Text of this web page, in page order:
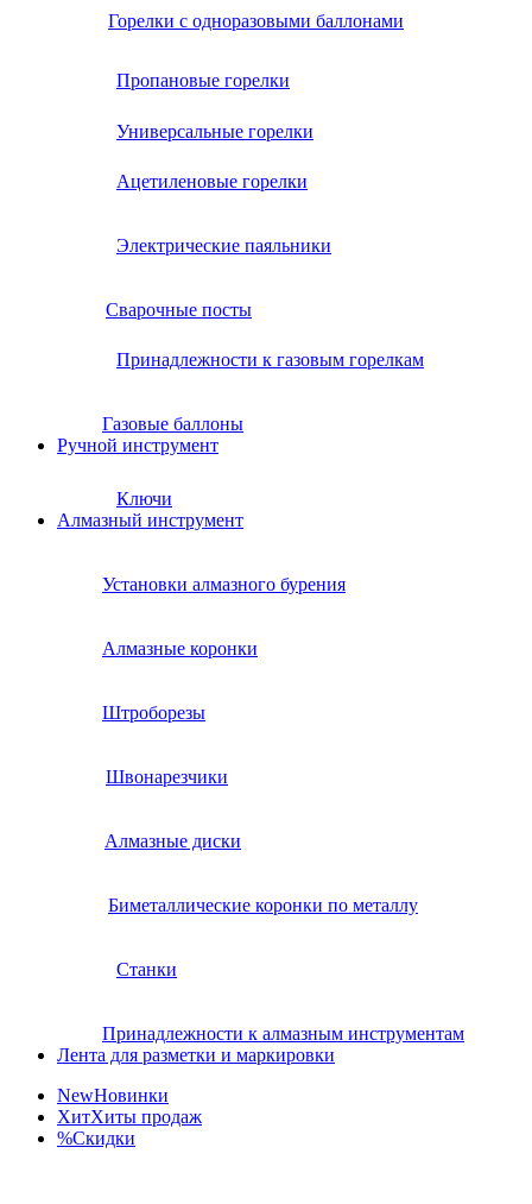
Горелки с одноразовыми баллонами
Пропановые горелки
Универсальные горелки
Ацетиленовые горелки
Электрические паяльники
Сварочные посты
Принадлежности к газовым горелкам
Газовые баллоны
Ручной инструмент
Ключи
Алмазный инструмент
Установки алмазного бурения
Алмазные коронки
Штроборезы
Швонарезчики
Алмазные диски
Биметаллические коронки по металлу
Станки
Принадлежности к алмазным инструментам
Лента для разметки и маркировки
NewНовинки
ХитХиты продаж
%Скидки